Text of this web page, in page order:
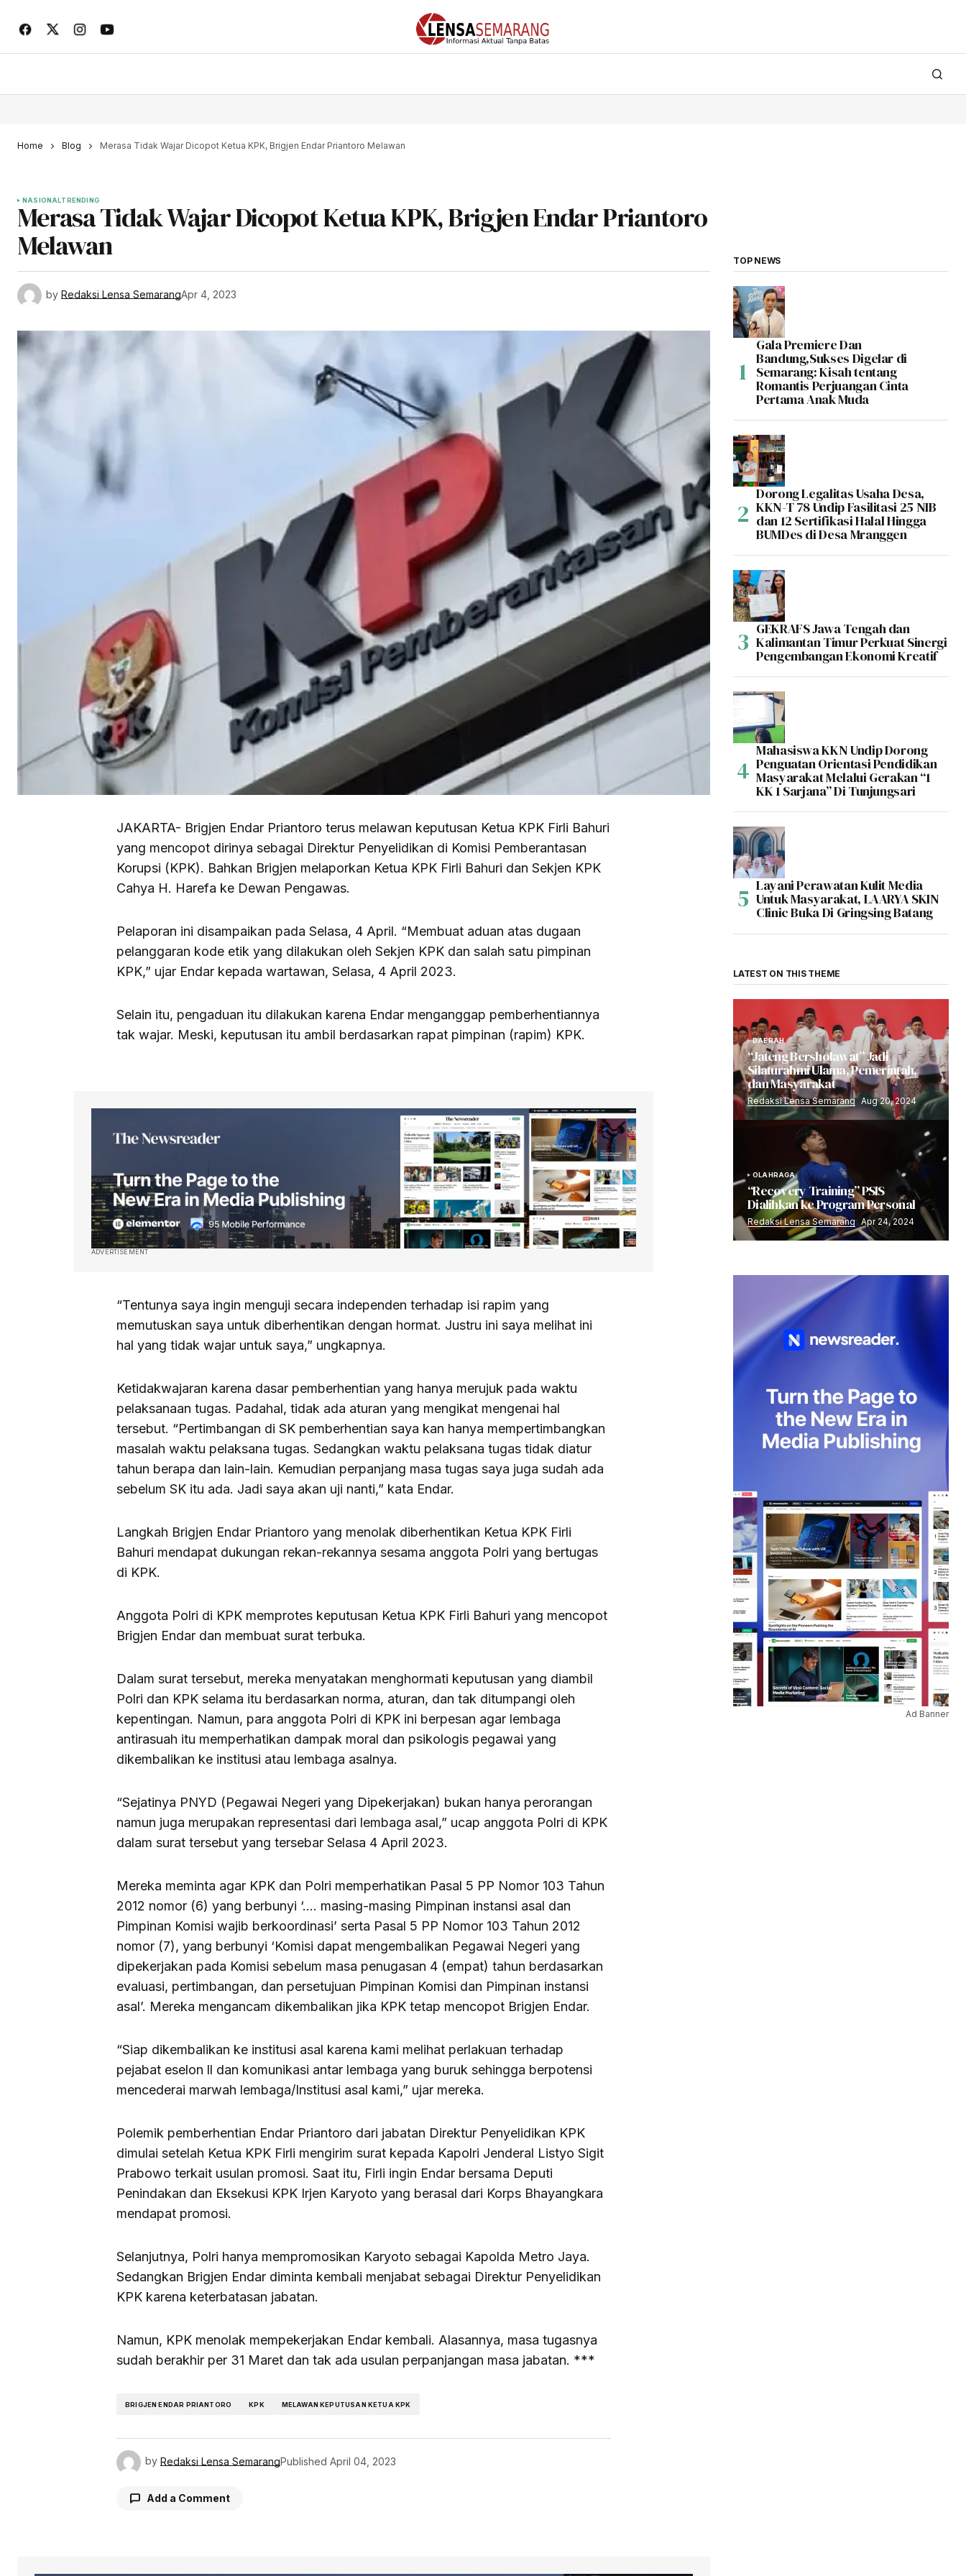
Home Blog Merasa Tidak Wajar Dicopot Ketua KPK, Brigjen Endar Priantoro Melawan
NASIONALTRENDING
Merasa Tidak Wajar Dicopot Ketua KPK, Brigjen Endar Priantoro
Melawan
by Redaksi Lensa SemarangApr 4, 2023
JAKARTA- Brigjen Endar Priantoro terus melawan keputusan Ketua KPK Firli Bahuri
yang mencopot dirinya sebagai Direktur Penyelidikan di Komisi Pemberantasan
Korupsi (KPK). Bahkan Brigjen melaporkan Ketua KPK Firli Bahuri dan Sekjen KPK
Cahya H. Harefa ke Dewan Pengawas.
Pelaporan ini disampaikan pada Selasa, 4 April. “Membuat aduan atas dugaan
pelanggaran kode etik yang dilakukan oleh Sekjen KPK dan salah satu pimpinan
KPK,” ujar Endar kepada wartawan, Selasa, 4 April 2023.
Selain itu, pengaduan itu dilakukan karena Endar menganggap pemberhentiannya
tak wajar. Meski, keputusan itu ambil berdasarkan rapat pimpinan (rapim) KPK.
ADVERTISEMENT
“Tentunya saya ingin menguji secara independen terhadap isi rapim yang
memutuskan saya untuk diberhentikan dengan hormat. Justru ini saya melihat ini
hal yang tidak wajar untuk saya,” ungkapnya.
Ketidakwajaran karena dasar pemberhentian yang hanya merujuk pada waktu
pelaksanaan tugas. Padahal, tidak ada aturan yang mengikat mengenai hal
tersebut. “Pertimbangan di SK pemberhentian saya kan hanya mempertimbangkan
masalah waktu pelaksana tugas. Sedangkan waktu pelaksana tugas tidak diatur
tahun berapa dan lain-lain. Kemudian perpanjang masa tugas saya juga sudah ada
sebelum SK itu ada. Jadi saya akan uji nanti,” kata Endar.
Langkah Brigjen Endar Priantoro yang menolak diberhentikan Ketua KPK Firli
Bahuri mendapat dukungan rekan-rekannya sesama anggota Polri yang bertugas
di KPK.
Anggota Polri di KPK memprotes keputusan Ketua KPK Firli Bahuri yang mencopot
Brigjen Endar dan membuat surat terbuka.
Dalam surat tersebut, mereka menyatakan menghormati keputusan yang diambil
Polri dan KPK selama itu berdasarkan norma, aturan, dan tak ditumpangi oleh
kepentingan. Namun, para anggota Polri di KPK ini berpesan agar lembaga
antirasuah itu memperhatikan dampak moral dan psikologis pegawai yang
dikembalikan ke institusi atau lembaga asalnya.
“Sejatinya PNYD (Pegawai Negeri yang Dipekerjakan) bukan hanya perorangan
namun juga merupakan representasi dari lembaga asal,” ucap anggota Polri di KPK
dalam surat tersebut yang tersebar Selasa 4 April 2023.
Mereka meminta agar KPK dan Polri memperhatikan Pasal 5 PP Nomor 103 Tahun
2012 nomor (6) yang berbunyi ‘…. masing-masing Pimpinan instansi asal dan
Pimpinan Komisi wajib berkoordinasi’ serta Pasal 5 PP Nomor 103 Tahun 2012
nomor (7), yang berbunyi ‘Komisi dapat mengembalikan Pegawai Negeri yang
dipekerjakan pada Komisi sebelum masa penugasan 4 (empat) tahun berdasarkan
evaluasi, pertimbangan, dan persetujuan Pimpinan Komisi dan Pimpinan instansi
asal’. Mereka mengancam dikembalikan jika KPK tetap mencopot Brigjen Endar.
“Siap dikembalikan ke institusi asal karena kami melihat perlakuan terhadap
pejabat eselon ll dan komunikasi antar lembaga yang buruk sehingga berpotensi
mencederai marwah lembaga/Institusi asal kami,” ujar mereka.
Polemik pemberhentian Endar Priantoro dari jabatan Direktur Penyelidikan KPK
dimulai setelah Ketua KPK Firli mengirim surat kepada Kapolri Jenderal Listyo Sigit
Prabowo terkait usulan promosi. Saat itu, Firli ingin Endar bersama Deputi
Penindakan dan Eksekusi KPK Irjen Karyoto yang berasal dari Korps Bhayangkara
mendapat promosi.
Selanjutnya, Polri hanya mempromosikan Karyoto sebagai Kapolda Metro Jaya.
Sedangkan Brigjen Endar diminta kembali menjabat sebagai Direktur Penyelidikan
KPK karena keterbatasan jabatan.
Namun, KPK menolak mempekerjakan Endar kembali. Alasannya, masa tugasnya
sudah berakhir per 31 Maret dan tak ada usulan perpanjangan masa jabatan. ***
BRIGJEN ENDAR PRIANTORO KPK MELAWAN KEPUTUSAN KETUA KPK
by Redaksi Lensa SemarangPublished April 04, 2023
Add a Comment
TOP NEWS
Gala Premiere Dan
Bandung,Sukses Digelar di
Semarang: Kisah tentang
Romantis Perjuangan Cinta
Pertama Anak Muda
Dorong Legalitas Usaha Desa,
KKN-T 78 Undip Fasilitasi 25 NIB
dan 12 Sertifikasi Halal Hingga
BUMDes di Desa Mranggen
GEKRAFS Jawa Tengah dan
Kalimantan Timur Perkuat Sinergi
Pengembangan Ekonomi Kreatif
Mahasiswa KKN Undip Dorong
Penguatan Orientasi Pendidikan
Masyarakat Melalui Gerakan “1
KK 1 Sarjana” Di Tunjungsari
Layani Perawatan Kulit Media
Untuk Masyarakat, LAARYA SKIN
Clinic Buka Di Gringsing Batang
LATEST ON THIS THEME
DAERAH
“Jateng Bersholawat” Jadi
Silaturahmi Ulama, Pemerintah,
dan Masyarakat
Redaksi Lensa Semarang Aug 20, 2024
OLAHRAGA
“Recovery Training” PSIS
Dialihkan ke Program Personal
Redaksi Lensa Semarang Apr 24, 2024
Ad Banner